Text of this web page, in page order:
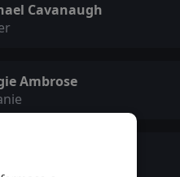
Cavanaugh
Ambrose